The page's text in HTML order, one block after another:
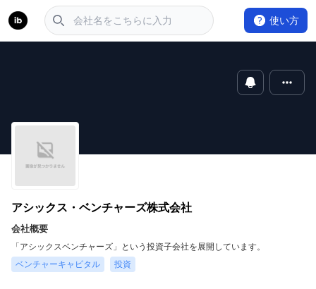
使い方
アシックス・ベンチャーズ株式会社
会社概要
「アシックスベンチャーズ」という投資子会社を展開しています。
ベンチャーキャピタル
投資